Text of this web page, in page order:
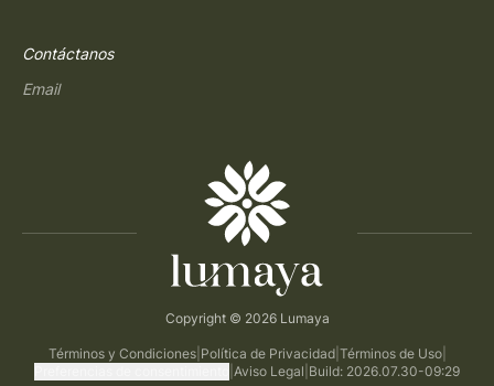
Contáctanos
Email
Copyright © 2026 Lumaya
Términos y Condiciones| Política de Privacidad| Términos de Uso|
Aviso Legal Build: 2026.07.30-09:29